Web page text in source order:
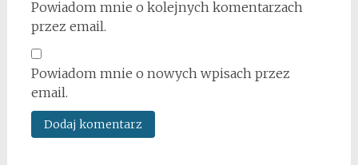
Powiadom mnie o kolejnych komentarzach
przez email.
Powiadom mnie o nowych wpisach przez
email.